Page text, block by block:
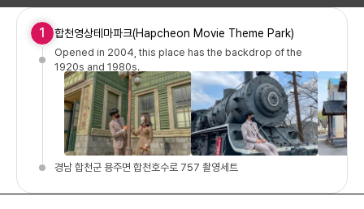
1 합천영상테마파크(Hapcheon Movie Theme Park)
Opened in 2004, this place has the backdrop of the
1920s and 1980s.
경남 합천군 용주면 합천호수로 757 촬영세트